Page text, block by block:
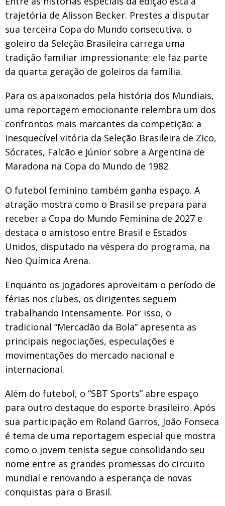
trajetória de Alisson Becker. Prestes a disputar
sua terceira Copa do Mundo consecutiva, o
goleiro da Seleção Brasileira carrega uma
tradição familiar impressionante: ele faz parte
da quarta geração de goleiros da família.
Para os apaixonados pela história dos Mundiais,
uma reportagem emocionante relembra um dos
confrontos mais marcantes da competição: a
inesquecível vitória da Seleção Brasileira de Zico,
Sócrates, Falcão e Júnior sobre a Argentina de
Maradona na Copa do Mundo de 1982.
O futebol feminino também ganha espaço. A
atração mostra como o Brasil se prepara para
receber a Copa do Mundo Feminina de 2027 e
destaca o amistoso entre Brasil e Estados
Unidos, disputado na véspera do programa, na
Neo Química Arena.
Enquanto os jogadores aproveitam o período de
férias nos clubes, os dirigentes seguem
trabalhando intensamente. Por isso, o
tradicional “Mercadão da Bola” apresenta as
principais negociações, especulações e
movimentações do mercado nacional e
internacional.
Além do futebol, o “SBT Sports” abre espaço
para outro destaque do esporte brasileiro. Após
sua participação em Roland Garros, João Fonseca
é tema de uma reportagem especial que mostra
como o jovem tenista segue consolidando seu
nome entre as grandes promessas do circuito
mundial e renovando a esperança de novas
conquistas para o Brasil.